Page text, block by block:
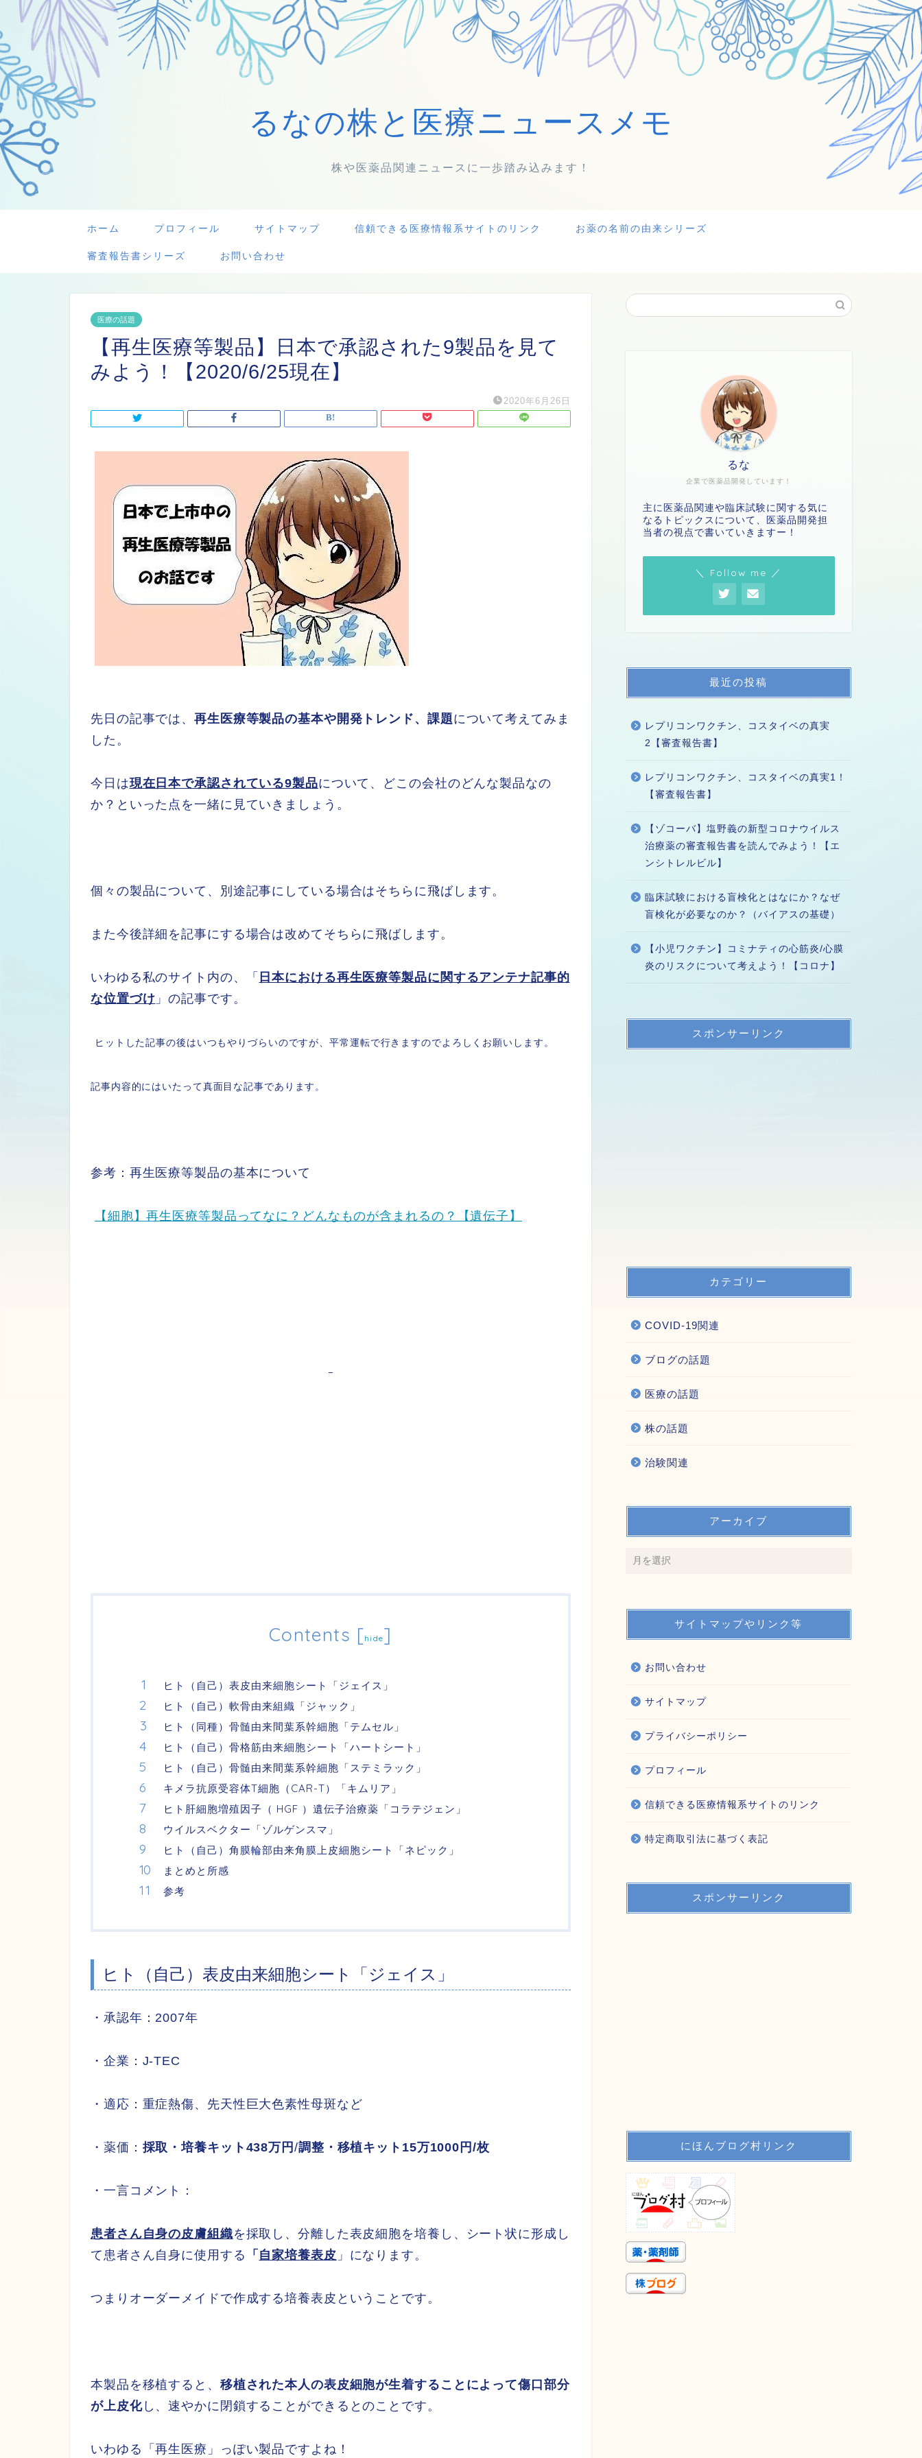
るなの株と医療ニュースメモ
株や医薬品関連ニュースに一歩踏み込みます！
ホーム プロフィール サイトマップ 信頼できる医療情報系サイトのリンク お薬の名前の由来シリーズ
審査報告書シリーズ お問い合わせ
医療の話題
【再生医療等製品】日本で承認された9製品を見て
みよう！【2020/6/25現在】
2020年6月26日
先日の記事では、再生医療等製品の基本や開発トレンド、課題について考えてみま
した。
今日は現在日本で承認されている9製品について、どこの会社のどんな製品なの
か？といった点を一緒に見ていきましょう。
個々の製品について、別途記事にしている場合はそちらに飛ばします。
また今後詳細を記事にする場合は改めてそちらに飛ばします。
いわゆる私のサイト内の、「 日本における再生医療等製品に関するアンテナ記事的
な位置づけ 」の記事です。
ヒットした記事の後はいつもやりづらいのですが、平常運転で行きますのでよろしくお願いします。
記事内容的にはいたって真面目な記事であります。
参考：再生医療等製品の基本について
【細胞】再生医療等製品ってなに？どんなものが含まれるの？【遺伝子】
Contents [hide]
ヒト（自己）表皮由来細胞シート「ジェイス」
ヒト（自己）軟骨由来組織「ジャック」
ヒト（同種）骨髄由来間葉系幹細胞「テムセル」
ヒト（自己）骨格筋由来細胞シート「ハートシート」
ヒト（自己）骨髄由来間葉系幹細胞「ステミラック」
キメラ抗原受容体T細胞（CAR-T）「キムリア」
ヒト肝細胞増殖因子（ HGF ）遺伝子治療薬「コラテジェン」
ウイルスベクター「ゾルゲンスマ」
ヒト（自己）角膜輪部由来角膜上皮細胞シート「ネピック」
まとめと所感
参考
ヒト（自己）表皮由来細胞シート「ジェイス」
・承認年：2007年
・企業：J-TEC
・適応：重症熱傷、先天性巨大色素性母斑など
・薬価： 採取・培養キット438万円 /調整・移植キット15万1000円/枚
・一言コメント：
患者さん自身の皮膚組織を採取し、分離した表皮細胞を培養し、シート状に形成し
て患者さん自身に使用する
「 自家培養表皮 」になります。
つまりオーダーメイドで作成する培養表皮ということです。
本製品を移植すると、 移植された本人の表皮細胞が生着することによって傷口部分
が上皮化し、速やかに閉鎖することができるとのことです。
いわゆる「再生医療」っぽい製品ですよね！
企業で医薬品開発しています！
るな
主に医薬品関連や臨床試験に関する気に
なるトピックスについて、医薬品開発担
当者の視点で書いていきますー！
＼ Follow me ／
最近の投稿
レプリコンワクチン、コスタイベの真実
2【審査報告書】
レプリコンワクチン、コスタイベの真実1！
【審査報告書】
【ゾコーバ】塩野義の新型コロナウイルス
治療薬の審査報告書を読んでみよう！【エ
ンシトレルビル】
臨床試験における盲検化とはなにか？なぜ
盲検化が必要なのか？（バイアスの基礎）
【小児ワクチン】コミナティの心筋炎/心膜
炎のリスクについて考えよう！【コロナ】
スポンサーリンク
カテゴリー
COVID-19関連
ブログの話題
医療の話題
株の話題
治験関連
アーカイブ
サイトマップやリンク等
お問い合わせ
サイトマップ
プライバシーポリシー
プロフィール
信頼できる医療情報系サイトのリンク
特定商取引法に基づく表記
スポンサーリンク
にほんブログ村リンク